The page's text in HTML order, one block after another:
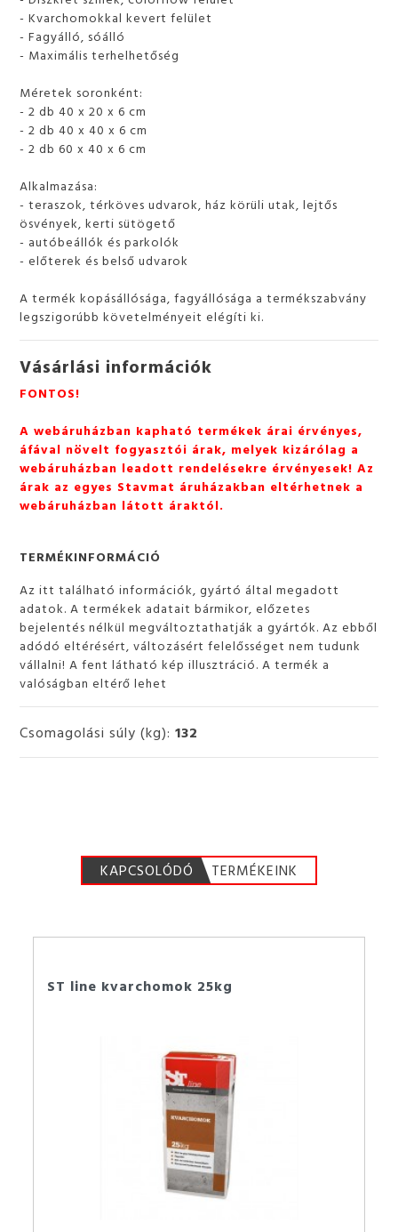
- Kvarchomokkal kevert felület
- Fagyálló, sóálló
- Maximális terhelhetőség
Méretek soronként:
- 2 db 40 x 20 x 6 cm
- 2 db 40 x 40 x 6 cm
- 2 db 60 x 40 x 6 cm
Alkalmazása:
- teraszok, térköves udvarok, ház körüli utak, lejtős
ösvények, kerti sütögető
- autóbeállók és parkolók
- előterek és belső udvarok
A termék kopásállósága, fagyállósága a termékszabvány
legszigorúbb követelményeit elégíti ki.
Vásárlási információk
FONTOS!
A webáruházban kapható termékek árai érvényes,
áfával növelt fogyasztói árak, melyek kizárólag a
webáruházban leadott rendelésekre érvényesek! Az
árak az egyes Stavmat áruházakban eltérhetnek a
webáruházban látott áraktól.
TERMÉKINFORMÁCIÓ
Az itt található információk, gyártó által megadott
adatok. A termékek adatait bármikor, előzetes
bejelentés nélkül megváltoztathatják a gyártók. Az ebből
adódó eltérésért, változásért felelősséget nem tudunk
vállalni! A fent látható kép illusztráció. A termék a
valóságban eltérő lehet
Csomagolási súly (kg):132
KAPCSOLÓDÓ TERMÉKEINK
ST line kvarchomok 25kg